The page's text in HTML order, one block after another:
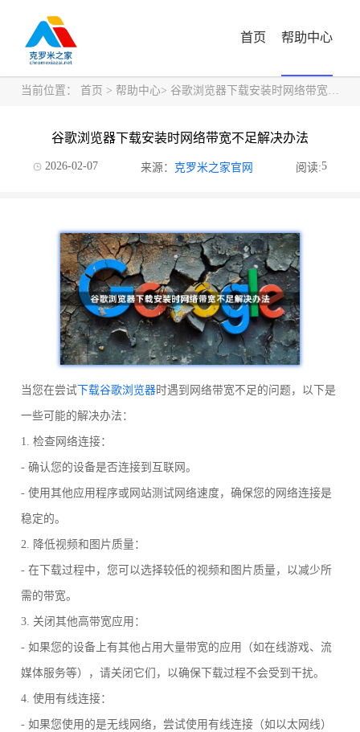
首页 帮助中心
当前位置： 首页 > 帮助中心> 谷歌浏览器下载安装时网络带宽不足解决办法
谷歌浏览器下载安装时网络带宽不足解决办法
2026-02-07 来源： 克罗米之家官网 阅读:5
当您在尝试下载谷歌浏览器时遇到网络带宽不足的问题，以下是
一些可能的解决办法：
1. 检查网络连接：
- 确认您的设备是否连接到互联网。
- 使用其他应用程序或网站测试网络速度，确保您的网络连接是
稳定的。
2. 降低视频和图片质量：
- 在下载过程中，您可以选择较低的视频和图片质量，以减少所
需的带宽。
3. 关闭其他高带宽应用：
- 如果您的设备上有其他占用大量带宽的应用（如在线游戏、流
媒体服务等），请关闭它们，以确保下载过程不会受到干扰。
4. 使用有线连接：
- 如果您使用的是无线网络，尝试使用有线连接（如以太网线）